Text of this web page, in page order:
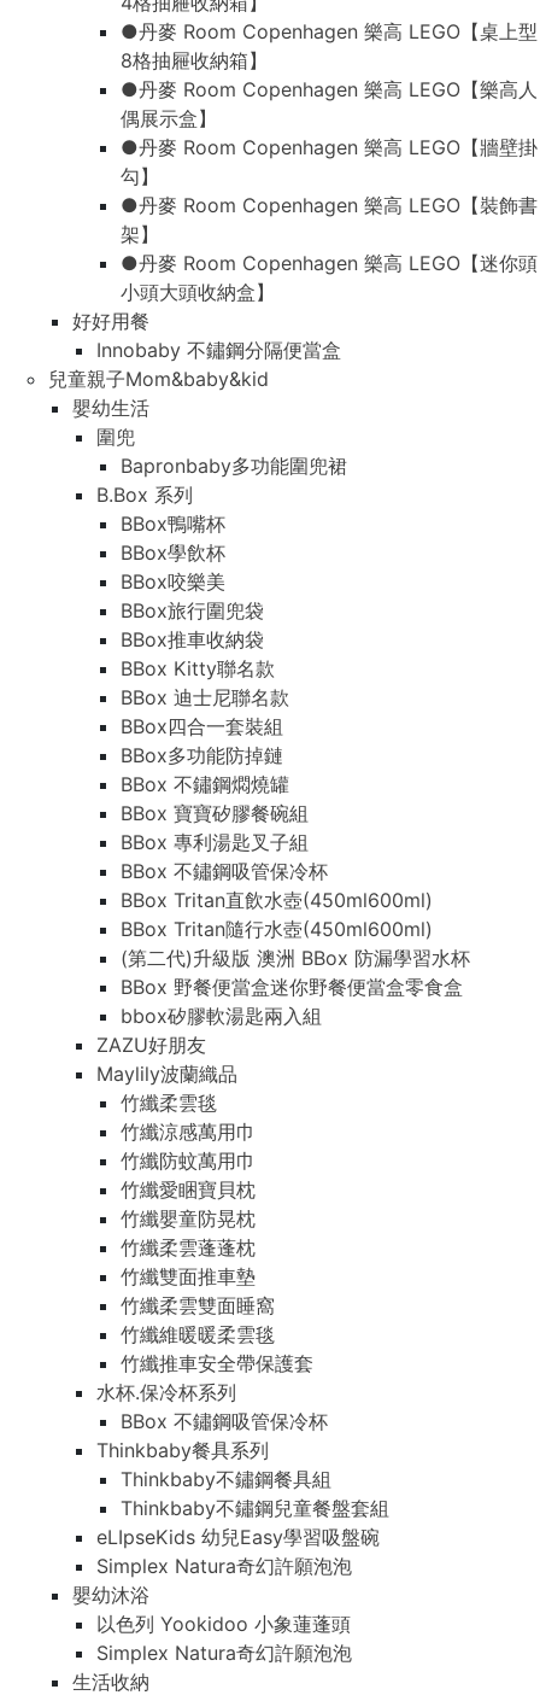
●丹麥 Room Copenhagen 樂高 LEGO【桌上型
8格抽屜收納箱】
●丹麥 Room Copenhagen 樂高 LEGO【樂高人
偶展示盒】
●丹麥 Room Copenhagen 樂高 LEGO【牆壁掛
勾】
●丹麥 Room Copenhagen 樂高 LEGO【裝飾書
架】
●丹麥 Room Copenhagen 樂高 LEGO【迷你頭
小頭大頭收納盒】
好好用餐
Innobaby 不鏽鋼分隔便當盒
兒童親子Mom&baby&kid
嬰幼生活
圍兜
Bapronbaby多功能圍兜裙
B.Box 系列
BBox鴨嘴杯
BBox學飲杯
BBox咬樂美
BBox旅行圍兜袋
BBox推車收納袋
BBox Kitty聯名款
BBox 迪士尼聯名款
BBox四合一套裝組
BBox多功能防掉鏈
BBox 不鏽鋼燜燒罐
BBox 寶寶矽膠餐碗組
BBox 專利湯匙叉子組
BBox 不鏽鋼吸管保冷杯
BBox Tritan直飲水壺(450ml600ml)
BBox Tritan隨行水壺(450ml600ml)
(第二代)升級版 澳洲 BBox 防漏學習水杯
BBox 野餐便當盒迷你野餐便當盒零食盒
bbox矽膠軟湯匙兩入組
ZAZU好朋友
Maylily波蘭織品
竹纖柔雲毯
竹纖涼感萬用巾
竹纖防蚊萬用巾
竹纖愛睏寶貝枕
竹纖嬰童防晃枕
竹纖柔雲蓬蓬枕
竹纖雙面推車墊
竹纖柔雲雙面睡窩
竹纖維暖暖柔雲毯
竹纖推車安全帶保護套
水杯.保冷杯系列
BBox 不鏽鋼吸管保冷杯
Thinkbaby餐具系列
Thinkbaby不鏽鋼餐具組
Thinkbaby不鏽鋼兒童餐盤套組
eLIpseKids 幼兒Easy學習吸盤碗
Simplex Natura奇幻許願泡泡
嬰幼沐浴
以色列 Yookidoo 小象蓮蓬頭
Simplex Natura奇幻許願泡泡
生活收納